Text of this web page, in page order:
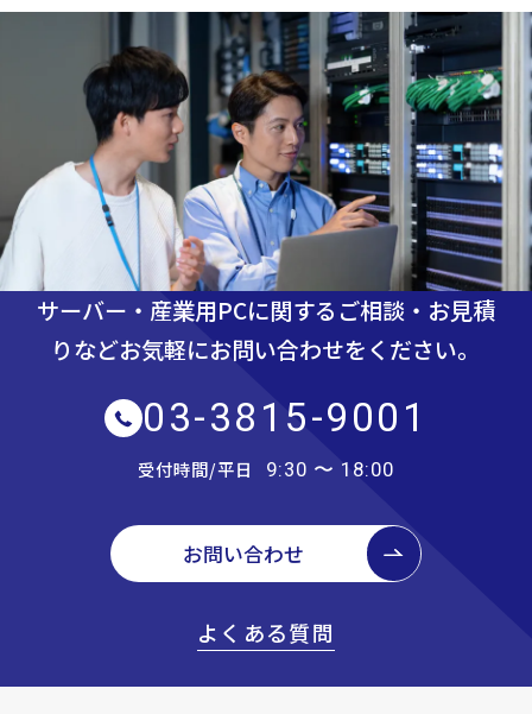
サーバー・産業用PCに関するご相談・お見積
りなどお気軽にお問い合わせをください。
03-3815-9001
受付時間/平日 9:30 〜 18:00
お問い合わせ
よくある質問